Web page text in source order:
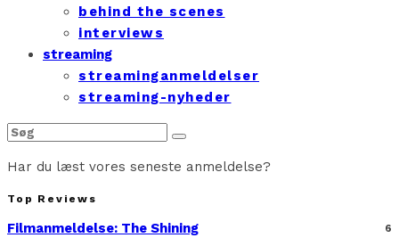
behind the scenes
interviews
streaming
streaminganmeldelser
streaming-nyheder
Har du læst vores seneste anmeldelse?
Top Reviews
Filmanmeldelse: The Shining 6